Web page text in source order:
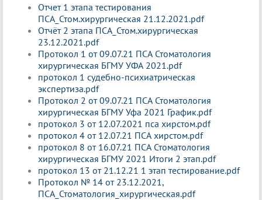
Отчет 1 этапа тестирования
ПСА_Стом.хирургическая 21.12.2021.pdf
Отчёт 2 этапа ПСА_Стом.хирургическая
23.12.2021.pdf
Протокол 1 от 09.07.21 ПСА Стоматология
хирургическая БГМУ УФА 2021.pdf
протокол 1 судебно-психиатрическая
экспертиза.pdf
Протокол 2 от 09.07.21 ПСА Стоматология
хирургическая БГМУ Уфа 2021 График.pdf
протокол 3 от 12.07.2021 пса хирстом.pdf
протокол 4 от 12.07.21 ПСА хирстом.pdf
протокол 8 от 16.07.21 ПСА Стоматология
хирургическая БГМУ 2021 Итоги 2 этап.pdf
протокол 13 от 21.12.21 1 этап тестирование.pdf
Протокол № 14 от 23.12.2021,
ПСА_Стоматология_хирургическая.pdf